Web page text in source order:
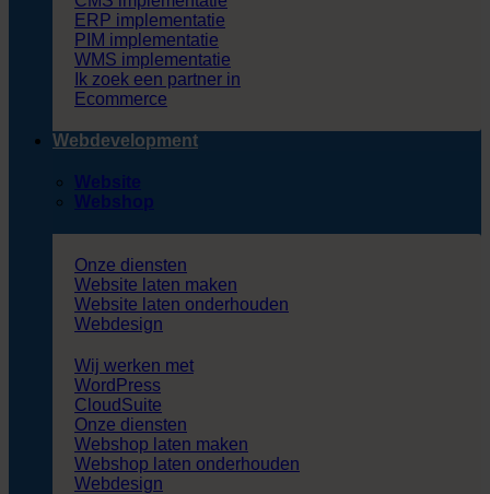
ERP implementatie
PIM implementatie
WMS implementatie
Ik zoek een partner in
Ecommerce
Webdevelopment
Website
Webshop
Onze diensten
Website laten maken
Website laten onderhouden
Webdesign
Wij werken met
WordPress
CloudSuite
Onze diensten
Webshop laten maken
Webshop laten onderhouden
Webdesign